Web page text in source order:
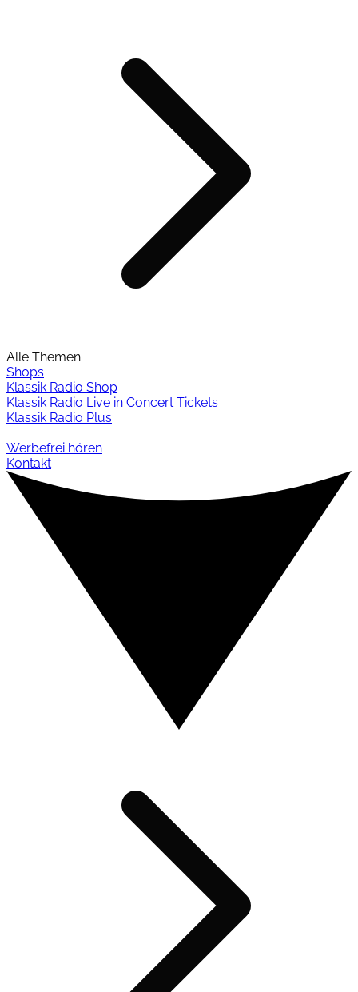
Alle Themen
Shops
Klassik Radio Shop
Klassik Radio Live in Concert Tickets
Klassik Radio Plus
Werbefrei hören
Kontakt